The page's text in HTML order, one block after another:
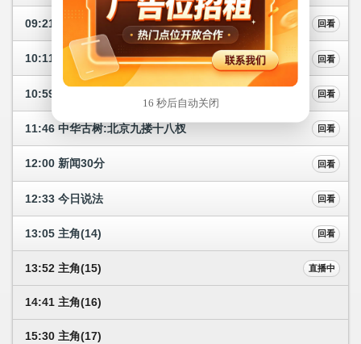
09:21 兵自风中来(9) 回看
10:11 兵自风中来(10) 回看
10:59 兵自风中来(11) 回看
11:46 中华古树:北京九搂十八杈 回看
12:00 新闻30分 回看
12:33 今日说法 回看
13:05 主角(14) 回看
13:52 主角(15) 直播中
14:41 主角(16)
15:30 主角(17)
16 秒后自动关闭